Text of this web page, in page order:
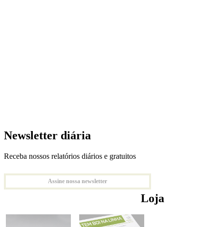
Newsletter diária
Receba nossos relatórios diários e gratuitos
Assine nossa newsletter
Loja